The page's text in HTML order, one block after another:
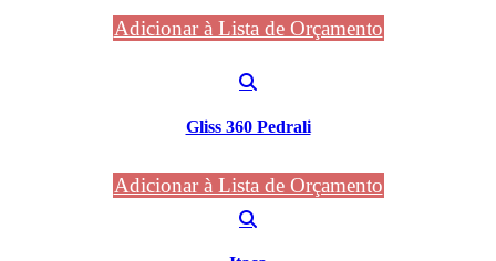
Adicionar à Lista de Orçamento
Gliss 360 Pedrali
Adicionar à Lista de Orçamento